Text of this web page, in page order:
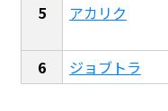
アカリク
ジョブトラ